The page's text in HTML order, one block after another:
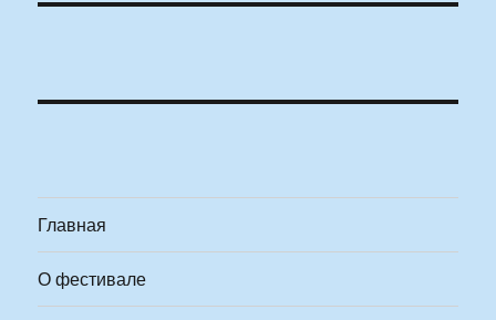
Главная
О фестивале